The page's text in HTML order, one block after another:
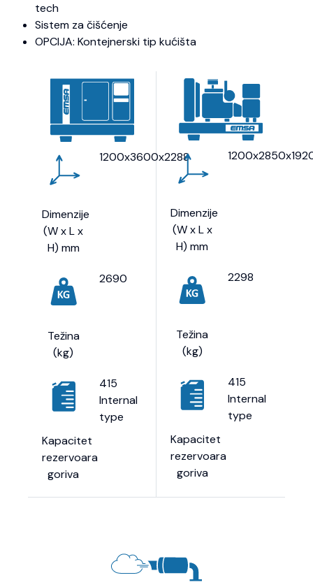
tech
Sistem za čišćenje
OPCIJA: Kontejnerski tip kućišta
Dimenzije
(W x L x
H) mm
1200x3600x2288
Težina
(kg)
2690
Kapacitet
rezervoara
goriva
415
Internal
type
Dimenzije
(W x L x
H) mm
Težina
(kg)
2298
Kapacitet
rezervoara
goriva
415
Internal
type